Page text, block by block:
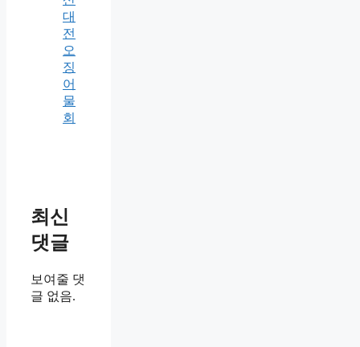
대
전
오
징
어
물
회
최신
댓글
보여줄 댓
글 없음.